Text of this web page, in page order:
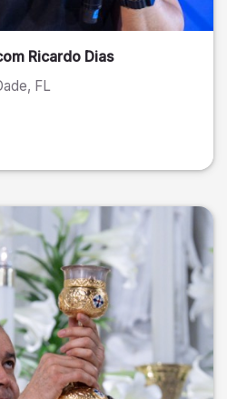
Ricardo Dias
, FL